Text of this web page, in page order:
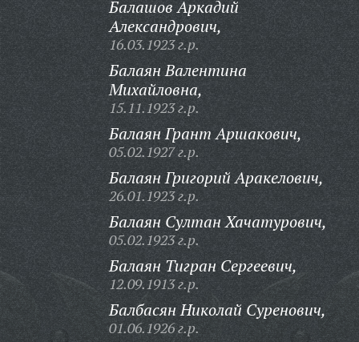
Балашов Аркадий
Александрович,
16.03.1923 г.р.
Балаян Валентина
Михайловна,
15.11.1923 г.р.
Балаян Грант Аршакович,
05.02.1927 г.р.
Балаян Григорий Аракелович,
26.01.1923 г.р.
Балаян Султан Хачатурович,
05.02.1923 г.р.
Балаян Тигран Сергеевич,
12.09.1913 г.р.
Балбасян Николай Суренович,
01.06.1926 г.р.